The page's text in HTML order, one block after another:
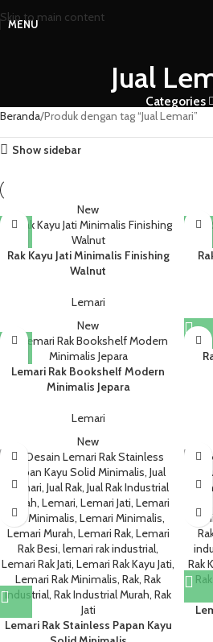
Skip to main content
MENU
Jual
Categories
Beranda Produk dengan tag “Jual Lemari”
Show sidebar
New
Rak Kayu Jati Minimalis Finishing
Walnut
Lemari
New
Lemari Rak Bookshelf Modern
Minimalis Jepara
Lemari
New
Lemari Rak Stainless Papan Kayu